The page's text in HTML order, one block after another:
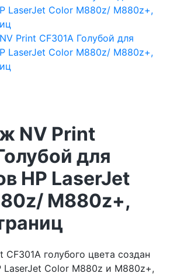
NV Print
для
HP LaserJet
M880z+,
голубого цвета создан
LaserJet Color M880z и M880z+,